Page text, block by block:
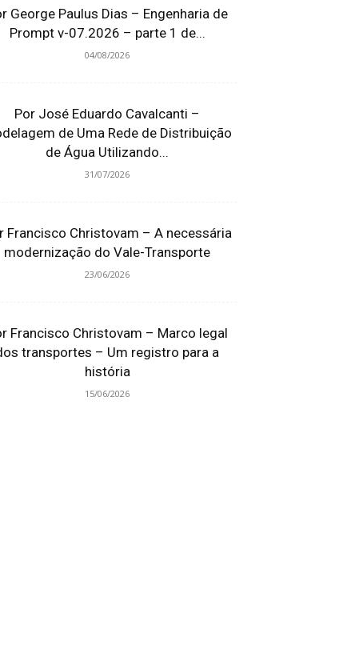
George Paulus Dias – Engenharia de
Prompt v-07.2026 – parte 1 de...
04/08/2026
Por José Eduardo Cavalcanti –
de Uma Rede de Distribuição
de Água Utilizando...
31/07/2026
Francisco Christovam – A necessária
modernização do Vale-Transporte
23/06/2026
Francisco Christovam – Marco legal
transportes – Um registro para a
história
15/06/2026